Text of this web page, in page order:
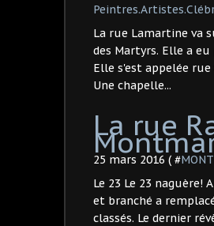
La rue Lamartine va
des Martyrs. Elle a
Elle s'est appelée
Une chapelle...
La rue
25 mars 2016 ( #
Le 23 Le 23
et branché a
classés. Le dernier